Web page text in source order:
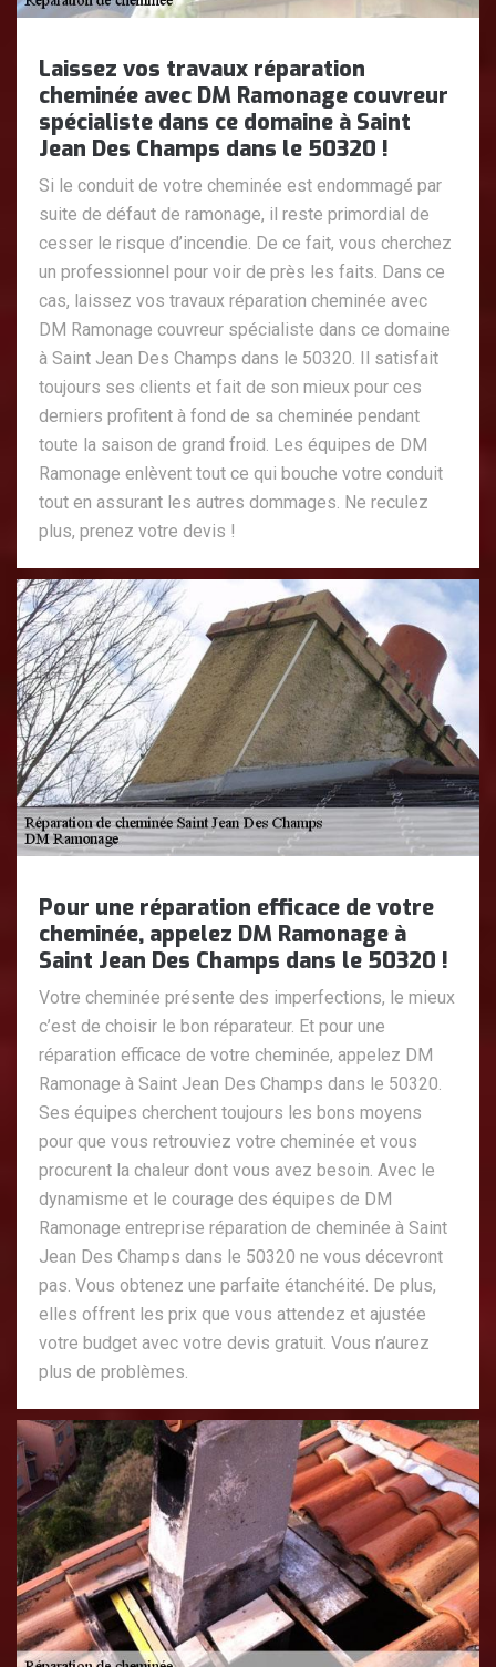
Laissez vos travaux réparation
cheminée avec DM Ramonage couvreur
spécialiste dans ce domaine à Saint
Jean Des Champs dans le 50320 !
Si le conduit de votre cheminée est endommagé par
suite de défaut de ramonage, il reste primordial de
cesser le risque d’incendie. De ce fait, vous cherchez
un professionnel pour voir de près les faits. Dans ce
cas, laissez vos travaux réparation cheminée avec
DM Ramonage couvreur spécialiste dans ce domaine
à Saint Jean Des Champs dans le 50320. Il satisfait
toujours ses clients et fait de son mieux pour ces
derniers profitent à fond de sa cheminée pendant
toute la saison de grand froid. Les équipes de DM
Ramonage enlèvent tout ce qui bouche votre conduit
tout en assurant les autres dommages. Ne reculez
plus, prenez votre devis !
Pour une réparation efficace de votre
cheminée, appelez DM Ramonage à
Saint Jean Des Champs dans le 50320 !
Votre cheminée présente des imperfections, le mieux
c’est de choisir le bon réparateur. Et pour une
réparation efficace de votre cheminée, appelez DM
Ramonage à Saint Jean Des Champs dans le 50320.
Ses équipes cherchent toujours les bons moyens
pour que vous retrouviez votre cheminée et vous
procurent la chaleur dont vous avez besoin. Avec le
dynamisme et le courage des équipes de DM
Ramonage entreprise réparation de cheminée à Saint
Jean Des Champs dans le 50320 ne vous décevront
pas. Vous obtenez une parfaite étanchéité. De plus,
elles offrent les prix que vous attendez et ajustée
votre budget avec votre devis gratuit. Vous n’aurez
plus de problèmes.